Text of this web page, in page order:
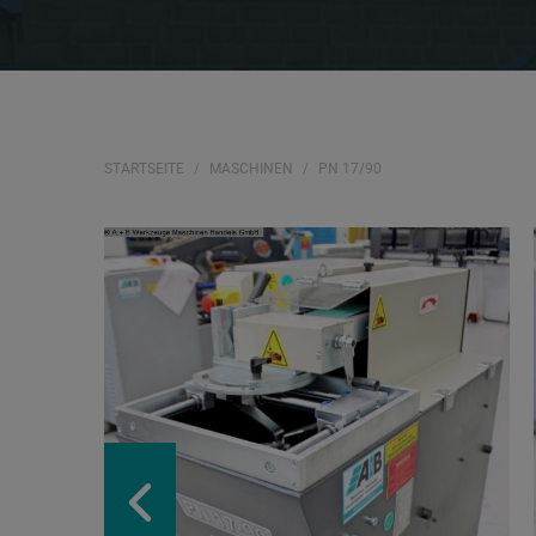
STARTSEITE MASCHINEN PN 17/90